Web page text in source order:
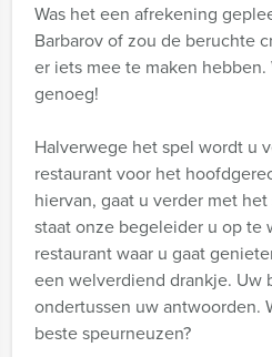
Was het een afrekening
Barbarov of zou de beruchte
er iets mee te maken
genoeg!
Halverwege het spel wordt u
restaurant voor het
hiervan, gaat u verder met
staat onze begeleider u op te
restaurant waar u gaat
een welverdiend drankje. Uw
ondertussen uw antwoorden.
beste speurneuzen?